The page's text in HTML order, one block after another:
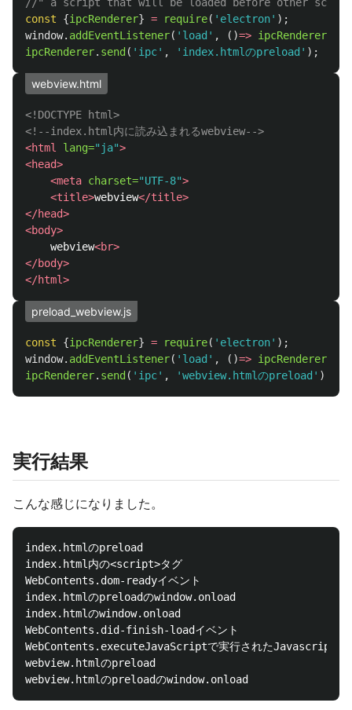
const
{ipcRenderer} = require( ' electron' );
window. addEventListener( ' load ' , ()=> ipcRenderer
ipcRenderer. send ( ' ipc' , ' index.htmlのpreload ' );
webview.html
<!DOCTYPE html>
<!--index.html内に読み込まれるwebview-->
<html
lang="ja">
<head>
<meta charset="UTF-8">
<title>webview</title>
</head>
<body>
    webview
<br>
</body>
</html>
preload_webview.js
const {ipcRenderer} = require( ' electron' );
window. addEventListener( ' load ' , ()=> ipcRenderer
ipcRenderer. send ( ' ipc' , 'webview.htmlのpreload ' );
実行結果
こんな感じになりました。
index.htmlのpreload
index.html内の<script>タグ
WebContents.dom-readyイベント
index.htmlのpreloadのwindow.onload
index.htmlのwindow.onload
WebContents.did-finish-loadイベント
WebContents.executeJavaScriptで実行されたJavascript
webview.htmlのpreload